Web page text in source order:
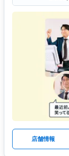
店舗情報